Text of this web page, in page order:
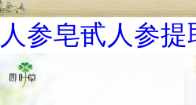
人参皂甙人参提